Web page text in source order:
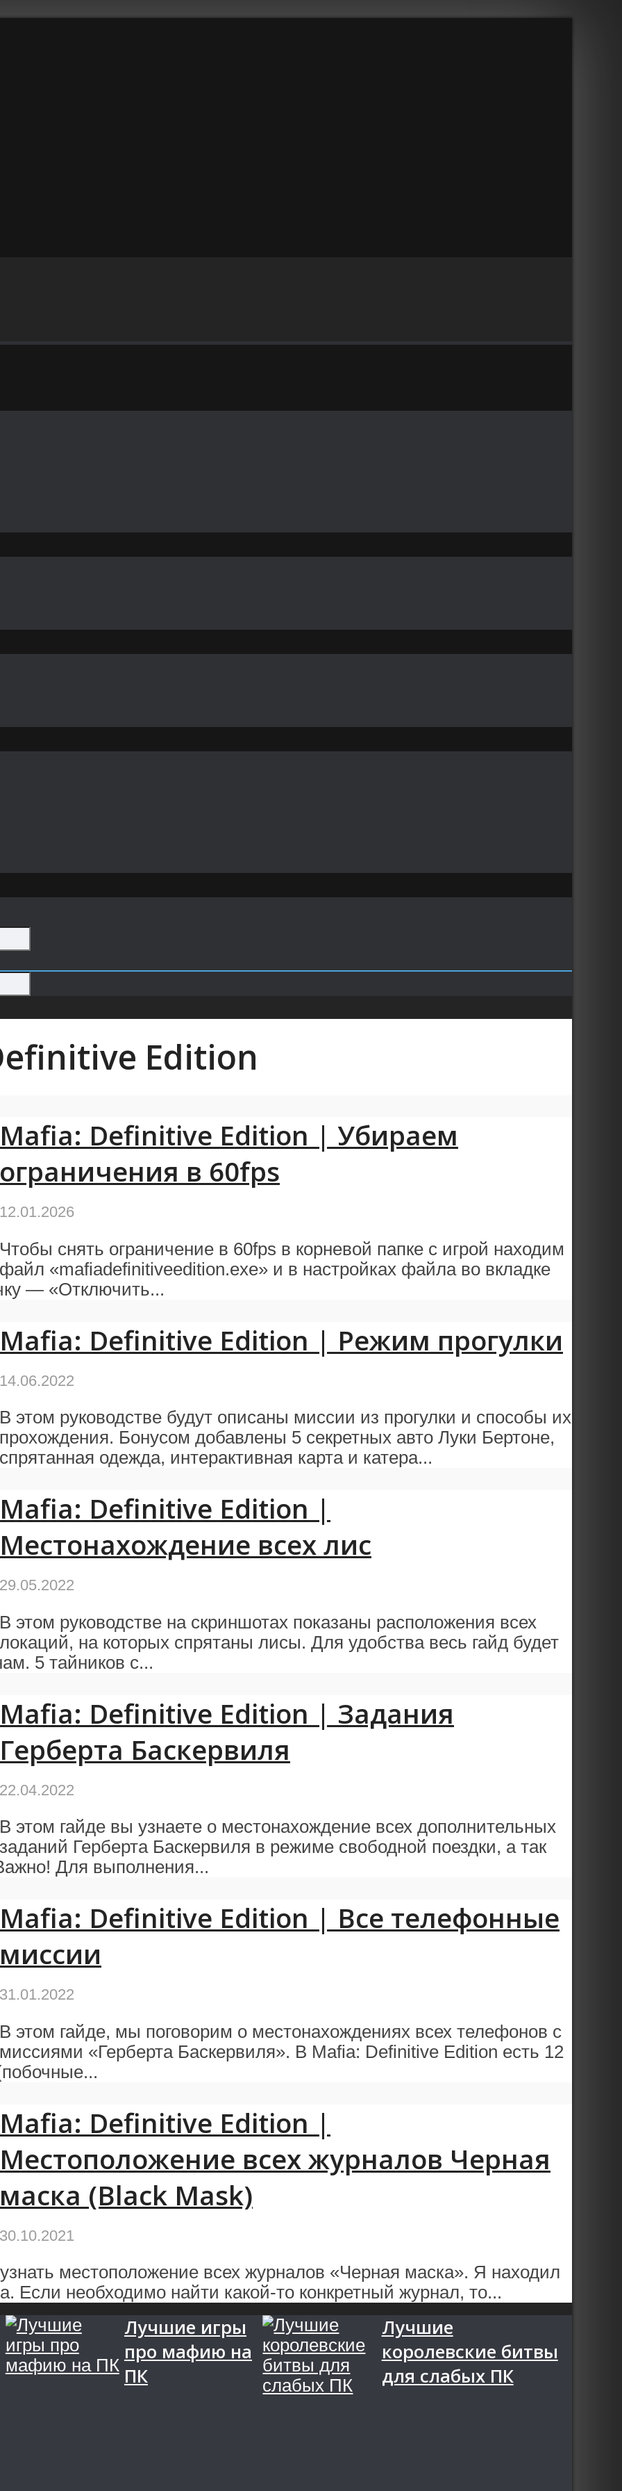
Edition
Mafia: Definitive Edition | Убираем
ограничения в 60fps
12.01.2026
Чтобы снять ограничение в 60fps в корневой папке с игрой находим
файл «mafiadefinitiveedition.exe» и в настройках файла во вкладке
— «Отключить...
Mafia: Definitive Edition | Режим прогулки
14.06.2022
В этом руководстве будут описаны миссии из прогулки и способы их
прохождения. Бонусом добавлены 5 секретных авто Луки Бертоне,
спрятанная одежда, интерактивная карта и катера...
Mafia: Definitive Edition |
Местонахождение всех лис
29.05.2022
В этом руководстве на скриншотах показаны расположения всех
локаций, на которых спрятаны лисы. Для удобства весь гайд будет
5 тайников с...
Mafia: Definitive Edition | Задания
Герберта Баскервиля
22.04.2022
В этом гайде вы узнаете о местонахождение всех дополнительных
заданий Герберта Баскервиля в режиме свободной поездки, а так
Для выполнения...
Mafia: Definitive Edition | Все телефонные
миссии
31.01.2022
В этом гайде, мы поговорим о местонахождениях всех телефонов с
миссиями «Герберта Баскервиля». В Mafia: Definitive Edition есть 12
Mafia: Definitive Edition |
Местоположение всех журналов Черная
маска (Black Mask)
30.10.2021
местоположение всех журналов «Черная маска». Я находил
Если необходимо найти какой-то конкретный журнал, то...
Лучшие игры
про мафию на
ПК
Лучшие
королевские битвы
для слабых ПК